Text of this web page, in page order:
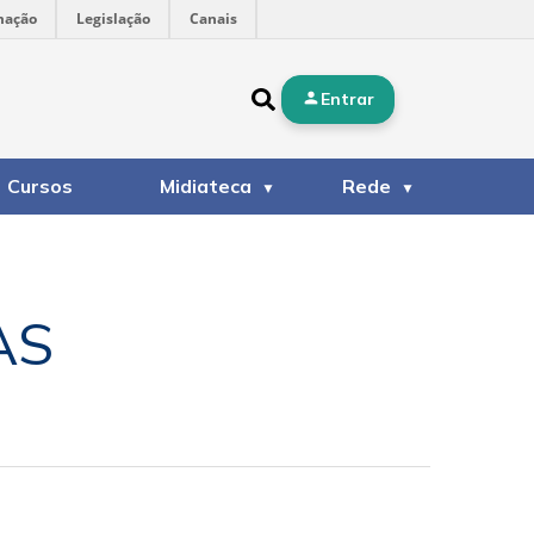
Legislação Canais
Entrar
Cursos Midiateca Rede